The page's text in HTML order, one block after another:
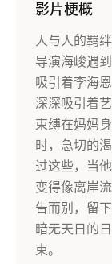
影片梗概
人与人的羁
导演海峻遇
吸引着李海
深深吸引着
束缚在妈妈
时，急切的
过这些，当
变得像离岸
告而别，留
暗无天日的
束。